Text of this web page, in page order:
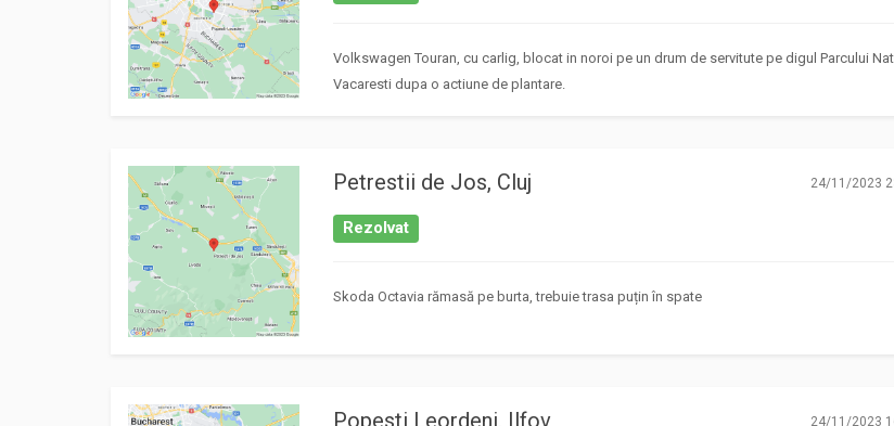
Volkswagen Touran, cu carlig, blocat in noroi pe un drum de servitute pe digul Parcului
Vacaresti dupa o actiune de plantare.
Petrestii de Jos, Cluj 24/11/2023
Rezolvat
Skoda Octavia rămasă pe burta, trebuie trasa puțin în spate
Popesti Leordeni, Ilfov 24/11/2023